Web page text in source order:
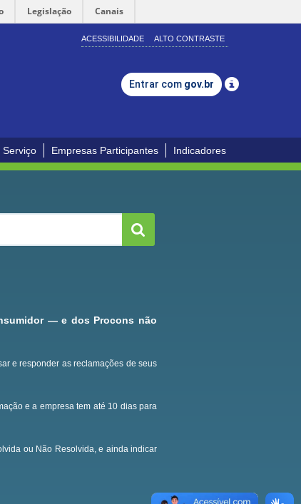
Legislação Canais
ACESSIBILIDADE ALTO CONTRASTE
Entrar com gov.br
Serviço Empresas Participantes Indicadores
— e dos Procons não
e responder as reclamações de seus
e a empresa tem até 10 dias para
ou Não Resolvida, e ainda indicar